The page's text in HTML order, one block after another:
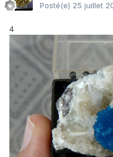
Posté(e) 25 juillet
4